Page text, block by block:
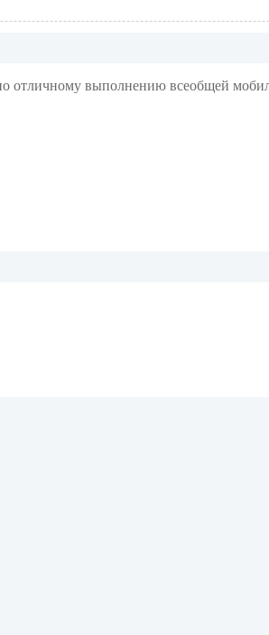
отличному выполнению всеобщей